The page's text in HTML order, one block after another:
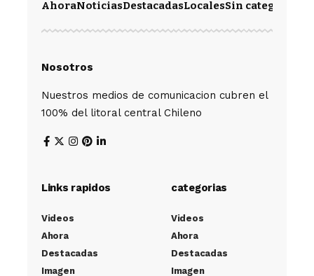
AhoraNoticiasDestacadasLocalesSin categoría
Nosotros
Nuestros medios de comunicacion cubren el
100% del litoral central Chileno
Links rapidos
Videos
Ahora
Destacadas
Imagen
categorias
Videos
Ahora
Destacadas
Imagen